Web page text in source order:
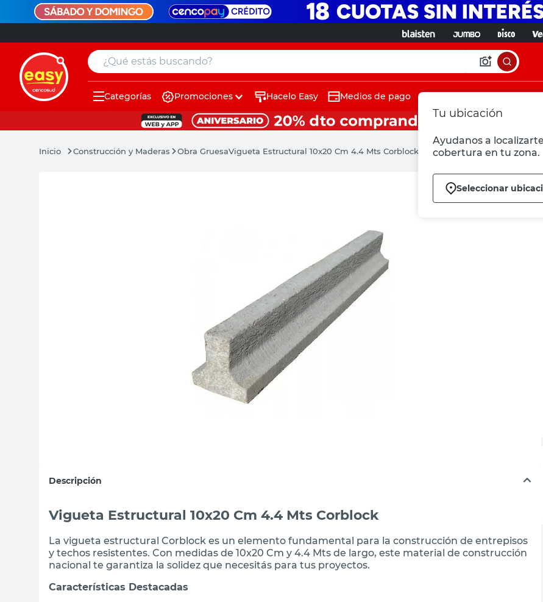
¿Qué estás buscando?
Tu ubicación
Ayudanos a
cobertura en tu zona.
Seleccionar
Categorías Promociones Hacelo Easy Medios de pago
Construcción y Maderas Obra GruesaVigueta Estructural 10x20 Cm 4.4 Mts Corblock
Descripción
Vigueta Estructural 10x20 Cm 4.4 Mts Corblock
La vigueta estructural Corblock es un elemento fundamental para la construcción de entrepisos
y techos resistentes. Con medidas de 10x20 Cm y 4.4 Mts de largo, este material de construcción
nacional te garantiza la solidez que necesitás para tus proyectos.
Características Destacadas
muebles